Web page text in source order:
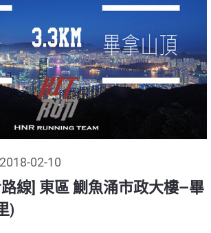
2018-02-10
路線] 東區 鰂魚涌市政大樓—畢
)